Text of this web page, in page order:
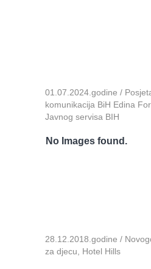
01.07.2024.godine /
komunikacija BiH Edina
Javnog servisa BIH
No Images found.
28.12.2018.godine /
za djecu, Hotel Hills